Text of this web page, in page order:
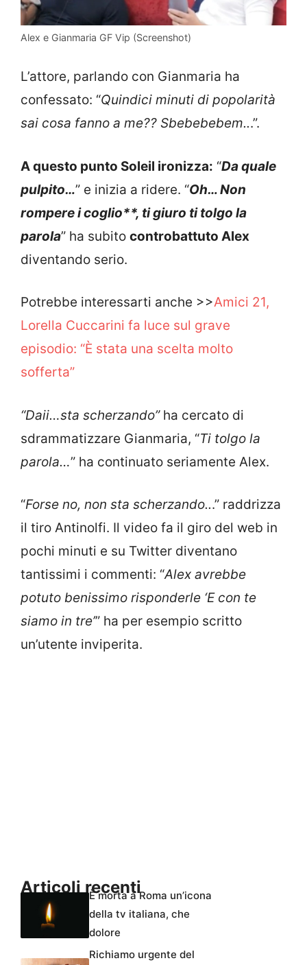
Alex e Gianmaria GF Vip (Screenshot)
L’attore, parlando con Gianmaria ha
confessato: “Quindici minuti di popolarità
sai cosa fanno a me?? Sbebebebem...”.
A questo punto Soleil ironizza: “Da quale
pulpito…” e inizia a ridere. “Oh… Non
rompere i coglio**, ti giuro ti tolgo la
parola” ha subito controbattuto Alex
diventando serio.
Potrebbe interessarti anche >>Amici 21,
Lorella Cuccarini fa luce sul grave
episodio: “È stata una scelta molto
sofferta”
“Daii…sta scherzando”ha cercato di
sdrammatizzare Gianmaria, “Ti tolgo la
parola…” ha continuato seriamente Alex.
“Forse no, non sta scherzando...” raddrizza
il tiro Antinolfi. Il video fa il giro del web in
pochi minuti e su Twitter diventano
tantissimi i commenti: “Alex avrebbe
potuto benissimo risponderle ‘E con te
siamo in tre’” ha per esempio scritto
un’utente inviperita.
Articoli recentiÈ morta a Roma un’icona
della tv italiana, che
dolore
Richiamo urgente del